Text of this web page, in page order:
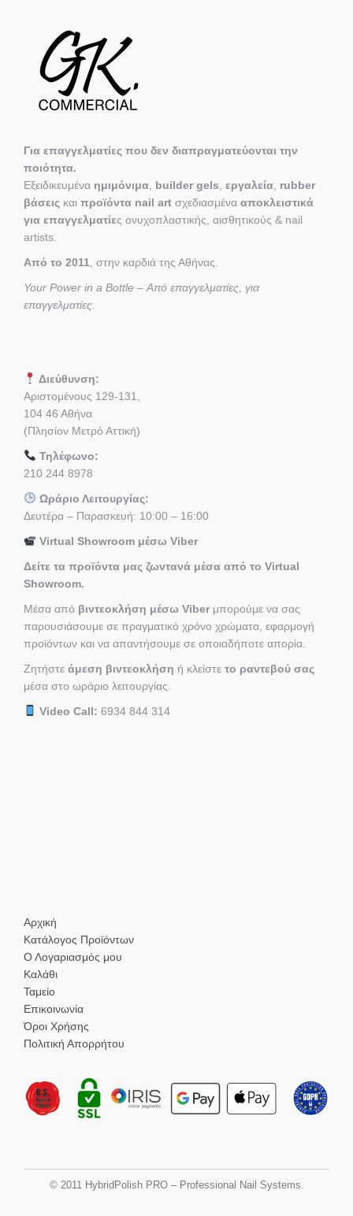
Για επαγγελματίες που δεν διαπραγματεύονται την
ποιότητα.
Εξειδικευμένα ημιμόνιμα builder gels εργαλεία rubber
βάσεις και προϊόντα nail art σχεδιασμένα αποκλειστικά
για επαγγελματίες ονυχοπλαστικής, αισθητικούς & nail
artists.
Από το 2011 , στην καρδιά της Αθήνας.
Your Power in a Bottle – Από επαγγελματίες, για
επαγγελματίες.
Διεύθυνση:
Αριστομένους 129-131,
104 46 Αθήνα
(Πλησίον Μετρό Αττική)
Τηλέφωνο:
210 244 8978
Ωράριο Λειτουργίας:
Δευτέρα – Παρασκευή: 10:00 – 16:00
Virtual Showroom μέσω Viber
Δείτε τα προϊόντα μας ζωντανά μέσα από το Virtual
Showroom.
Μέσα από βιντεοκλήση μέσω Viber μπορούμε να σας
παρουσιάσουμε σε πραγματικό χρόνο χρώματα, εφαρμογή
προϊόντων και να απαντήσουμε σε οποιαδήποτε απορία.
Ζητήστε άμεση βιντεοκλήση ή κλείστε το ραντεβού σας
μέσα στο ωράριο λειτουργίας.
Video Call: 6934 844 314
Αρχική
Κατάλογος Προϊόντων
Ο Λογαριασμός μου
Καλάθι
Ταμείο
Επικοινωνία
Όροι Χρήσης
Πολιτική Απορρήτου
© 2011 HybridPolish PRO – Professional Nail Systems.